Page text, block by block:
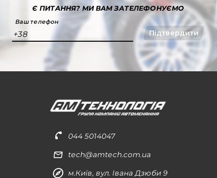
Є ПИТАННЯ?МИ ВАМ ЗАТЕЛЕФОНУЄМО
Ваш телефон
+38 Підтвердити
044 5014047
tech@amtech.com.ua
м.Київ, вул. Івана Дзюби 9